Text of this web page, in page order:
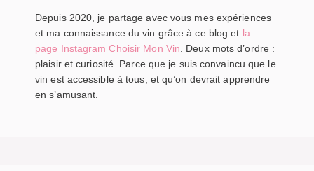
Depuis 2020, je partage avec vous mes expériences
et ma connaissance du vin grâce à ce blog et la
page Instagram Choisir Mon Vin. Deux mots d’ordre :
plaisir et curiosité. Parce que je suis convaincu que le
vin est accessible à tous, et qu’on devrait apprendre
en s’amusant.